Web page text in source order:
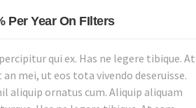
Per Year On FIlters
qui ex. Has ne legere tibique. At
mei, ut eos tota vivendo deseruisse.
aliquip ornatus cum. Aliquip aliquam